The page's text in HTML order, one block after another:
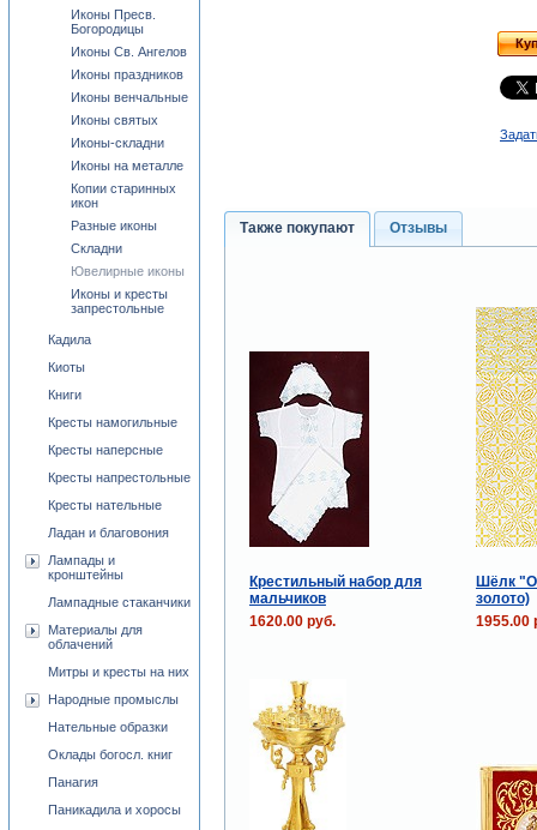
Также покупают Отзывы
Крестильный набор для
мальчиков
Шёлк
золото)
1620.00 руб.
1955.00
Иконы Пресв.
Богородицы
Иконы Св. Ангелов
Иконы праздников
Иконы венчальные
Иконы святых
Иконы-складни
Иконы на металле
Копии старинных
икон
Разные иконы
Складни
Ювелирные иконы
Иконы и кресты
запрестольные
Кадила
Киоты
Книги
Кресты намогильные
Кресты наперсные
Кресты напрестольные
Кресты нательные
Ладан и благовония
Лампады и
кронштейны
Лампадные стаканчики
Материалы для
облачений
Митры и кресты на них
Народные промыслы
Нательные образки
Оклады богосл. книг
Панагия
Паникадила и хоросы